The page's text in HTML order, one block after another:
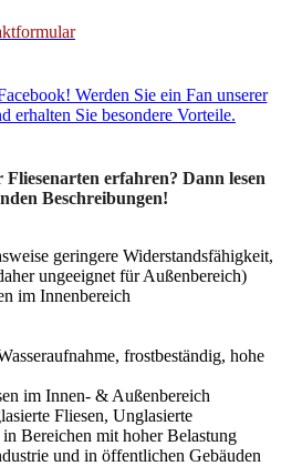
Werden Sie ein Fan unserer
erhalten Sie besondere Vorteile.
erfahren? Dann lesen
Beschreibungen!
geringere Widerstandsfähigkeit,
ungeeignet für Außenbereich)
im Innenbereich
frostbeständig, hohe
im Innen- & Außenbereich
Fliesen, Unglasierte
Bereichen mit hoher Belastung
und in öffentlichen Gebäuden